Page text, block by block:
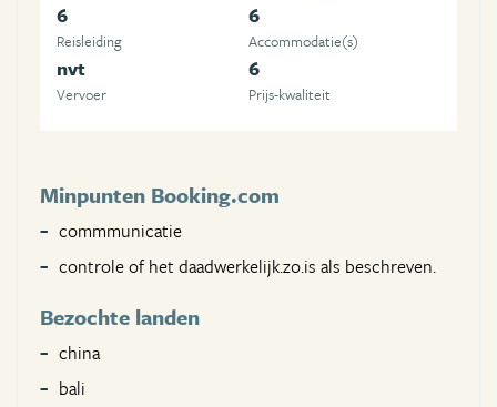
6
Reisleiding
6
Accommodatie(s)
nvt
Vervoer
6
Prijs-kwaliteit
Minpunten Booking.com
commmunicatie
controle of het daadwerkelijk.zo.is als beschreven.
Bezochte landen
china
bali